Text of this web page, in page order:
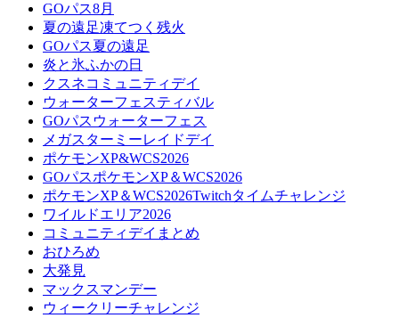
GOパス8月
夏の遠足凍てつく残火
GOパス夏の遠足
炎と氷ふかの日
クスネコミュニティデイ
ウォーターフェスティバル
GOパスウォーターフェス
メガスターミーレイドデイ
ポケモンXP&WCS2026
GOパスポケモンXP＆WCS2026
ポケモンXP＆WCS2026Twitchタイムチャレンジ
ワイルドエリア2026
コミュニティデイまとめ
おひろめ
大発見
マックスマンデー
ウィークリーチャレンジ